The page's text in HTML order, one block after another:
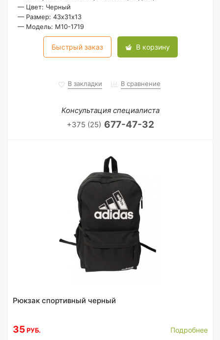
— Цвет: Черный
— Размер: 43х31х13
— Модель: M10-1719
Быстрый заказ В корзину
В закладки В сравнение
Консультация специалиста
+375 (25) 677-47-32
Рюкзак спортивный черный
35РУБ. Подробнее